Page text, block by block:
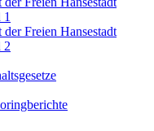
der Freien Hansestadt
2